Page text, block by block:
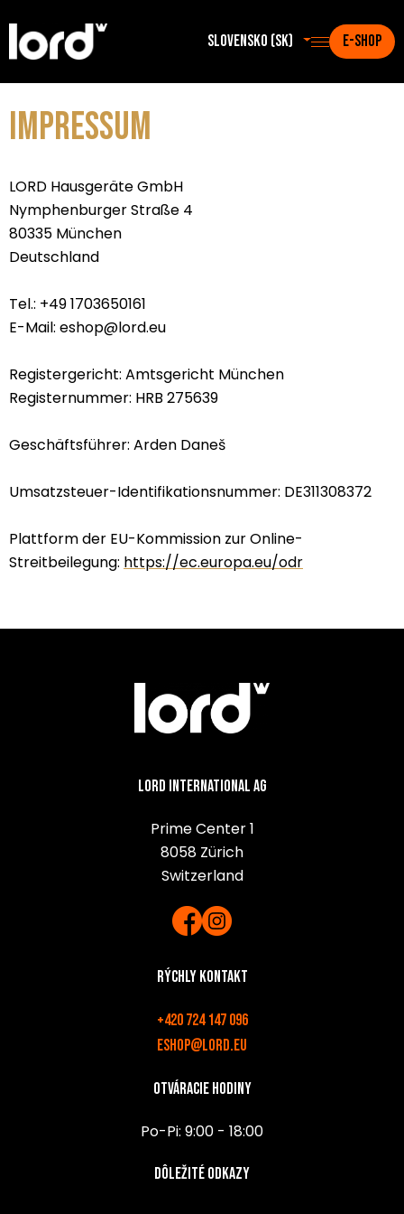
Slovensko (sk) E-SHOP
Impressum
LORD Hausgeräte GmbH
Nymphenburger Straße 4
80335 München
Deutschland
Tel.: +49 1703650161
E-Mail: eshop@lord.eu
Registergericht: Amtsgericht München
Registernummer: HRB 275639
Geschäftsführer: Arden Daneš
Umsatzsteuer-Identifikationsnummer: DE311308372
Plattform der EU-Kommission zur Online-
Streitbeilegung: https://ec.europa.eu/odr
Lord International AG
Prime Center 1
8058 Zürich
Switzerland
Rýchly kontakt
+420 724 147 096
eshop@lord.eu
Otváracie hodiny
Po-Pi: 9:00 - 18:00
Dôležité odkazy